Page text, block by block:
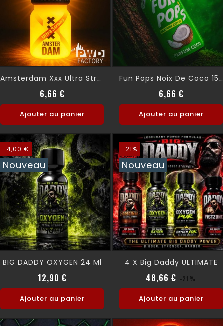
Amsterdam Xxx Ultra Strong 10ml
6,66 €Prix normal
Prix
Ajouter au panier
Fun Pops Noix De Coco 15 Ml
6,66 €Prix
Prix
Ajouter au panier
-4,00 €
Nouveau
BIG DADDY OXYGEN 24 Ml
12,90 €Prix normal
Prix
Ajouter au panier
-21%
Nouveau
4 X Big Daddy ULTIMATE
48,66 € Prix normal
-21%
Ajouter au panier